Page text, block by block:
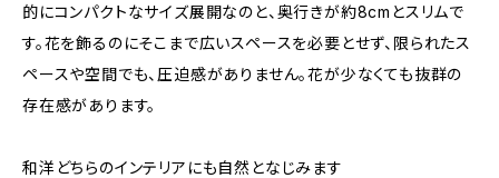
的にコンパクトなサイズ展開なのと、奥行きが約8cmとスリムで
す。花を飾るのにそこまで広いスペースを必要とせず、限られたス
ペースや空間でも、圧迫感がありません。花が少なくても抜群の
存在感があります。
和洋どちらのインテリアにも自然となじみます